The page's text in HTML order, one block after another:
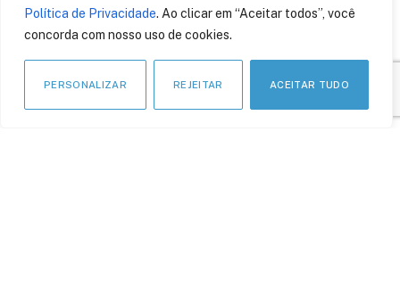
Política de Privacidade. Ao clicar em “Aceitar todos”, você
concorda com nosso uso de cookies.
PERSONALIZAR REJEITAR ACEITAR TUDO